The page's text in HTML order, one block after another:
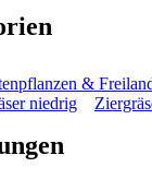
&
niedrig